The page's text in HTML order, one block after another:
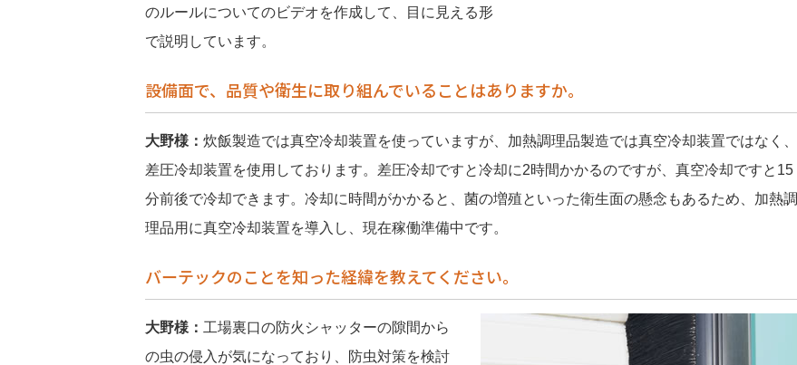
のルールについてのビデオを作成して、目に見える形
で説明しています。
設備面で、品質や衛生に取り組んでいることはありますか。
大野様： 炊飯製造では真空冷却装置を使っていますが、加熱調理品製造では真空冷却装置ではなく、
差圧冷却装置を使用しております。差圧冷却ですと冷却に2時間かかるのですが、真空冷却ですと15
分前後で冷却できます。冷却に時間がかかると、菌の増殖といった衛生面の懸念もあるため、加熱調
理品用に真空冷却装置を導入し、現在稼働準備中です。
バーテックのことを知った経緯を教えてください。
大野様： 工場裏口の防火シャッターの隙間から
の虫の侵入が気になっており、防虫対策を検討